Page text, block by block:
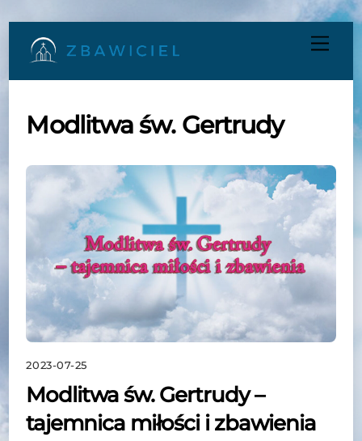
Modlitwa św. Gertrudy
2023-07-25
Modlitwa św. Gertrudy –
tajemnica miłości i zbawienia